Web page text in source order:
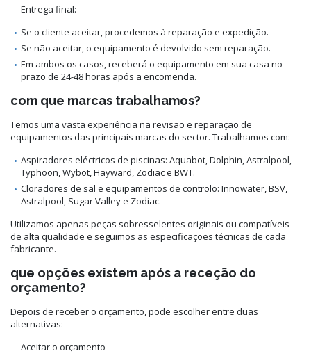
Entrega final:
Se o cliente aceitar, procedemos à reparação e expedição.
Se não aceitar, o equipamento é devolvido sem reparação.
Em ambos os casos, receberá o equipamento em sua casa no
prazo de 24-48 horas após a encomenda.
com que marcas trabalhamos?
Temos uma vasta experiência na revisão e reparação de
equipamentos das principais marcas do sector. Trabalhamos com:
Aspiradores eléctricos de piscinas: Aquabot, Dolphin, Astralpool,
Typhoon, Wybot, Hayward, Zodiac e BWT.
Cloradores de sal e equipamentos de controlo: Innowater, BSV,
Astralpool, Sugar Valley e Zodiac.
Utilizamos apenas peças sobresselentes originais ou compatíveis
de alta qualidade e seguimos as especificações técnicas de cada
fabricante.
que opções existem após a receção do
orçamento?
Depois de receber o orçamento, pode escolher entre duas
alternativas:
Aceitar o orçamento